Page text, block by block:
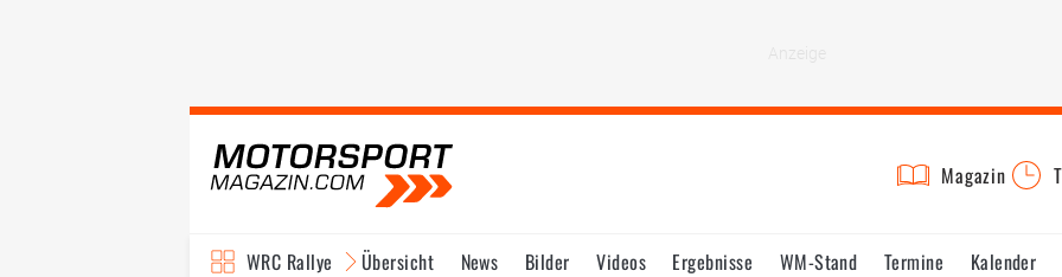
Magazin
WRC Rallye Übersicht News Bilder Videos Ergebnisse WM-Stand Termine Kalender